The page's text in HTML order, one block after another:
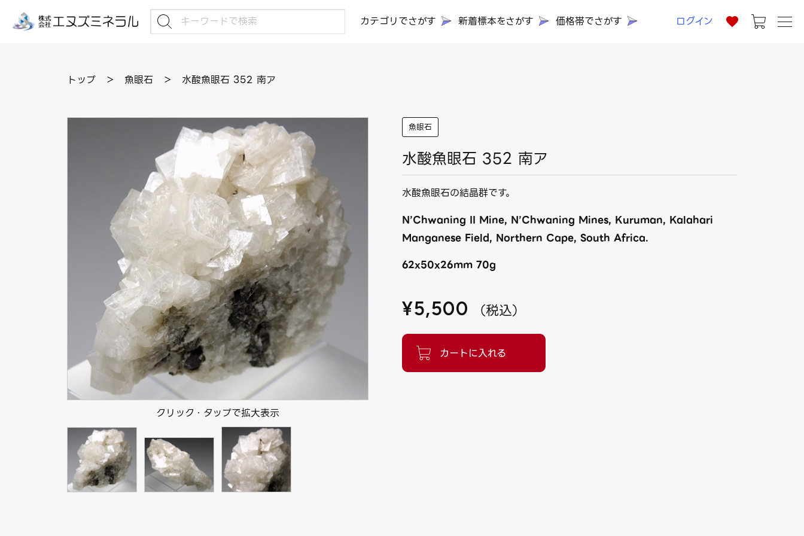
カテゴリでさがす 新着標本をさがす 価格帯でさがす ログイン
トップ ＞ 魚眼石 ＞ 水酸魚眼石 352 南ア
クリック・タップで拡大表示
魚眼石
水酸魚眼石 352 南ア
水酸魚眼石の結晶群です。
N’Chwaning II Mine, N’Chwaning Mines, Kuruman, Kalahari
Manganese Field, Northern Cape, South Africa.
62x50x26mm 70g
¥5,500 （税込）